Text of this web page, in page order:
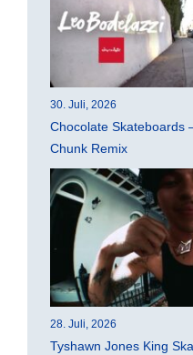
30. Juli, 2026
Chocolate Skateboards
Chunk Remix
28. Juli, 2026
Tyshawn Jones King